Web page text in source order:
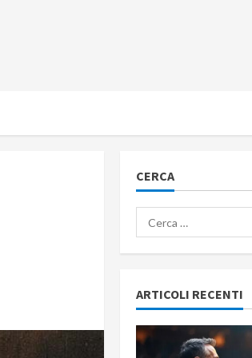
CERCA
Ricerca
per:
ARTICOLI RECENTI